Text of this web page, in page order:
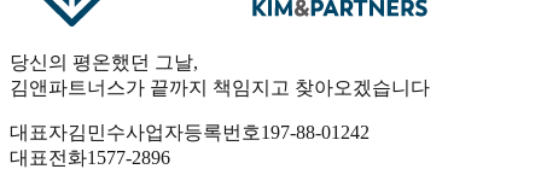
당신의 평온했던 그날,
김앤파트너스가 끝까지 책임지고 찾아오겠습니다
대표자김민수사업자등록번호197-88-01242
대표전화1577-2896